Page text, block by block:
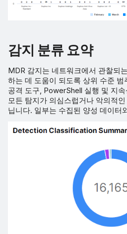
감지 분류 요약
MDR 감지는 네트워크에서 관찰되
하는 데 도움이 되도록 상위 수준
공격 도구, PowerShell 실행 및 지
모든 탐지가 의심스럽거나 악의적
닙니다. 일부는 수집된 양성 데이터